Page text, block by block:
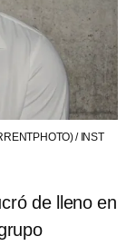
/ INST
de lleno en